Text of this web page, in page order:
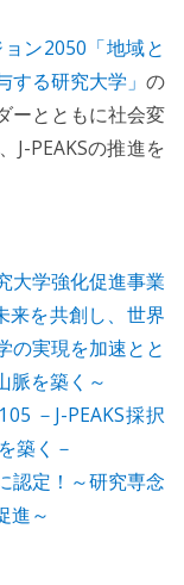
ン2050「地域と
る研究大学」 の
ーとともに社会変
J-PEAKSの推進を
大学強化促進事業
来を共創し、世界
の実現を加速とと
脈を築く～
－J-PEAKS採択
築く－
認定！～研究専念
進～